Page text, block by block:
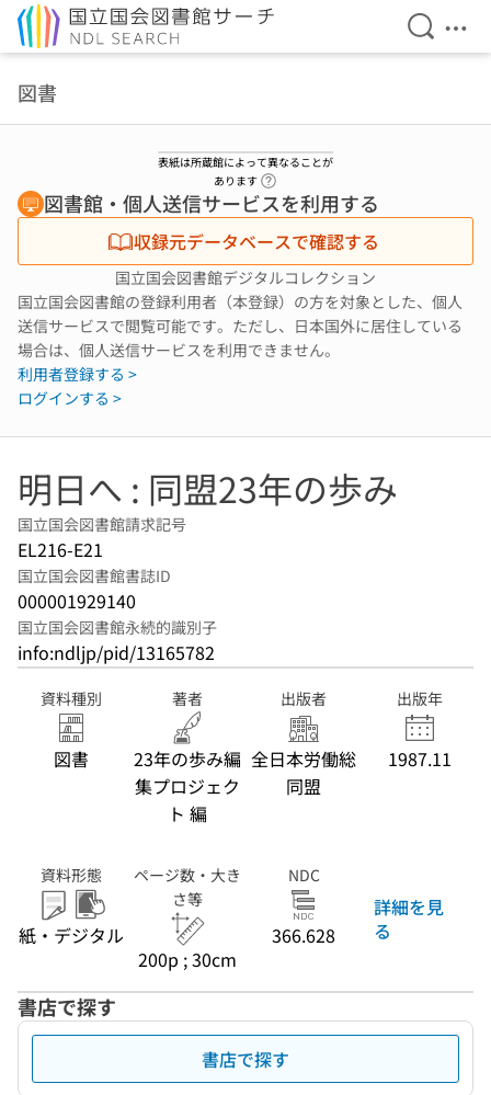
検索を
メ
図書
表紙は所蔵館によって異なることが
あります
図書館・個人送信サービスを利用する
収録元データベースで確認する
国立国会図書館デジタルコレクション
国立国会図書館の登録利用者（本登録）の方を対象とした、個人
送信サービスで閲覧可能です。ただし、日本国外に居住している
場合は、個人送信サービスを利用できません。
利用者登録する >
ログインする >
明日へ : 同盟23年の歩み
国立国会図書館請求記号
EL216-E21
国立国会図書館書誌ID
000001929140
国立国会図書館永続的識別子
info:ndljp/pid/13165782
資料種別
図書
著者
23年の歩み編
集プロジェク
ト 編
出版者
全日本労働総
同盟
出版年
1987.11
資料形態
紙・デジタル
ページ数・大き
さ等
200p ; 30cm
NDC
366.628
詳細を見
る
書店で探す
書店で探す